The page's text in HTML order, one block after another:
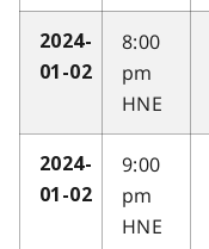
2024-
01-02
8:00
pm
HNE
2024-
01-02
9:00
pm
HNE